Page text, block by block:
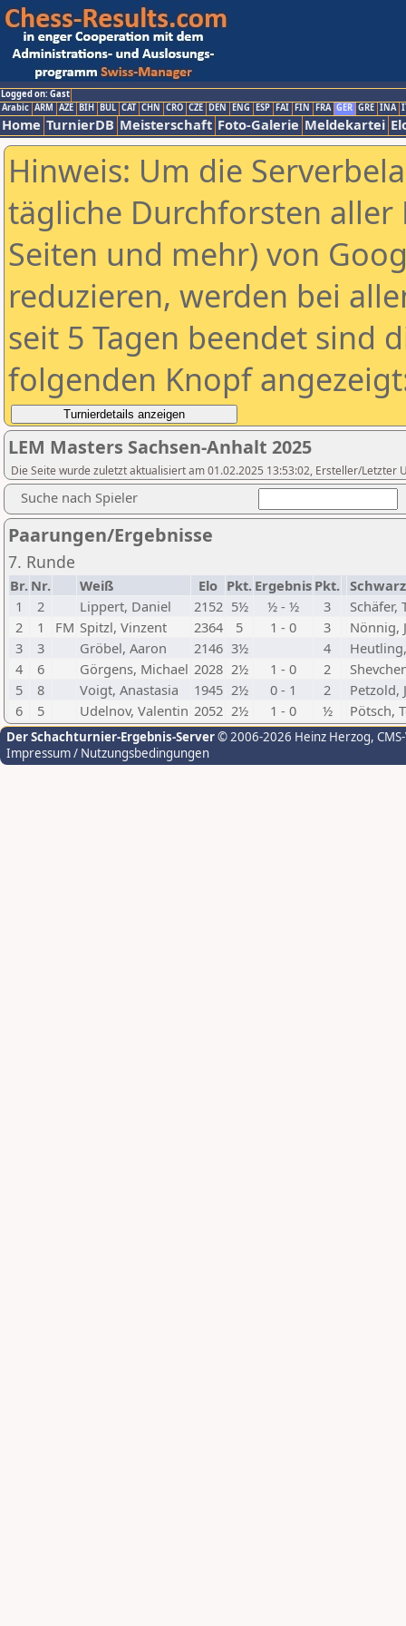
Logged on: Gast
Arabic ARM AZE BIH BUL CAT CHN CRO CZE DEN ENG ESP FAI FIN FRA GER GRE INA
Home TurnierDB Meisterschaft Foto-Galerie Meldekartei
Hinweis: Um die
tägliche Durchforsten aller
Seiten und mehr) von
reduzieren, werden bei
seit 5 Tagen beendet sind
folgenden Knopf
LEM Masters Sachsen-Anhalt 2025
Die Seite wurde zuletzt aktualisiert am 01.02.2025 13:53:02, Ersteller/Letzter
Suche nach Spieler
Paarungen/Ergebnisse
7. Runde
Br. Nr. Weiß Elo Pkt. Ergebnis Pkt. Schwarz
1
2 Lippert, Daniel 2152 5½ ½ - ½ 3
Schäfer,
2
1 FM Spitzl, Vinzent 2364 5 1 - 0 3
Nönnig,
3
3 Gröbel, Aaron 2146 3½ 4
4
6 Görgens, Michael 2028 2½ 1 - 0 2
5
8 Voigt, Anastasia 1945 2½ 0 - 1 2
Petzold,
6
5 Udelnov, Valentin 2052 2½ 1 - 0 ½ Pötsch,
Der Schachturnier-Ergebnis-Server© 2006-2026 Heinz Herzog,
Impressum / Nutzungsbedingungen